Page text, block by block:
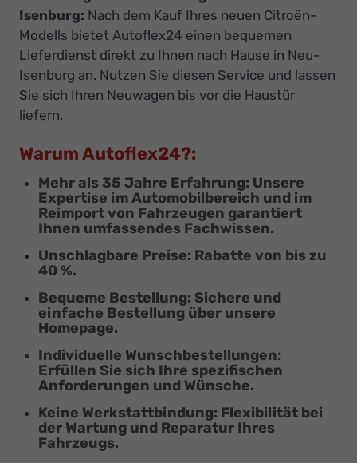
Isenburg: Nach dem Kauf Ihres neuen Citroën-
Modells bietet Autoflex24 einen bequemen
Lieferdienst direkt zu Ihnen nach Hause in Neu-
Isenburg an. Nutzen Sie diesen Service und lassen
Sie sich Ihren Neuwagen bis vor die Haustür
liefern.
Warum Autoflex24?:
Mehr als 35 Jahre Erfahrung: Unsere
Expertise im Automobilbereich und im
Reimport von Fahrzeugen garantiert
Ihnen umfassendes Fachwissen.
Unschlagbare Preise: Rabatte von bis zu
40 %.
Bequeme Bestellung: Sichere und
einfache Bestellung über unsere
Homepage.
Individuelle Wunschbestellungen:
Erfüllen Sie sich Ihre spezifischen
Anforderungen und Wünsche.
Keine Werkstattbindung: Flexibilität bei
der Wartung und Reparatur Ihres
Fahrzeugs.